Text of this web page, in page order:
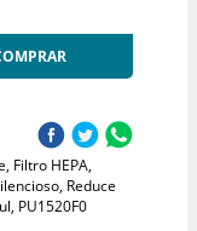
Filtro HEPA,
Reduce
PU1520F0